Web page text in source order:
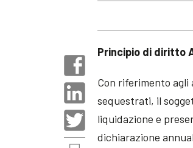
Principio di diritto
Con riferimento agli
sequestrati, il
liquidazione e
dichiarazione